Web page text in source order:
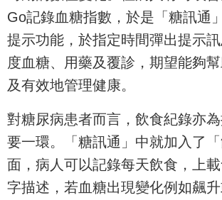
Go記錄血糖指數，於是「糖訊通
提示功能，於指定時間彈出提示
度血糖、用藥及覆診，期望能夠
及有效地管理健康。
對糖尿病患者而言，飲食紀錄亦
要一環。「糖訊通」中就加入了
面，病人可以記錄每天飲食，上
字描述，若血糖出現變化例如飆